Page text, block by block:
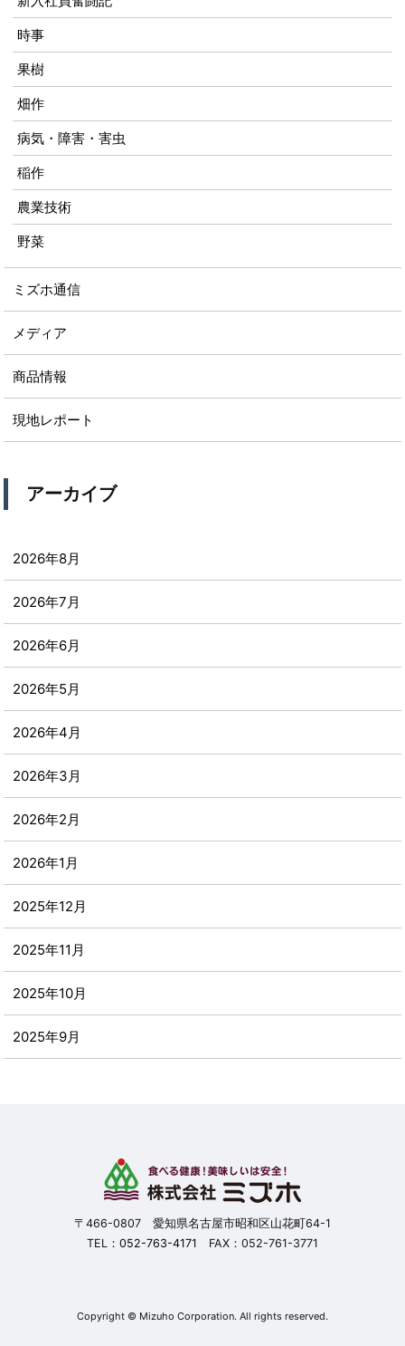
時事
果樹
畑作
病気・障害・害虫
稲作
農業技術
野菜
ミズホ通信
メディア
商品情報
現地レポート
アーカイブ
2026年8月
2026年7月
2026年6月
2026年5月
2026年4月
2026年3月
2026年2月
2026年1月
2025年12月
2025年11月
2025年10月
2025年9月
〒466-0807 愛知県名古屋市昭和区山花町64-1
TEL： 052-763-4171 FAX：052-761-3771
Copyright © Mizuho Corporation. All rights reserved.